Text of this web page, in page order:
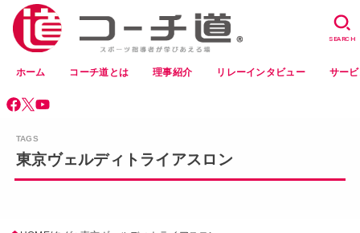
ホーム コーチ道とは 理事紹介 リレーインタビュー サー
SEARCH
東京ヴェルディトライアスロン